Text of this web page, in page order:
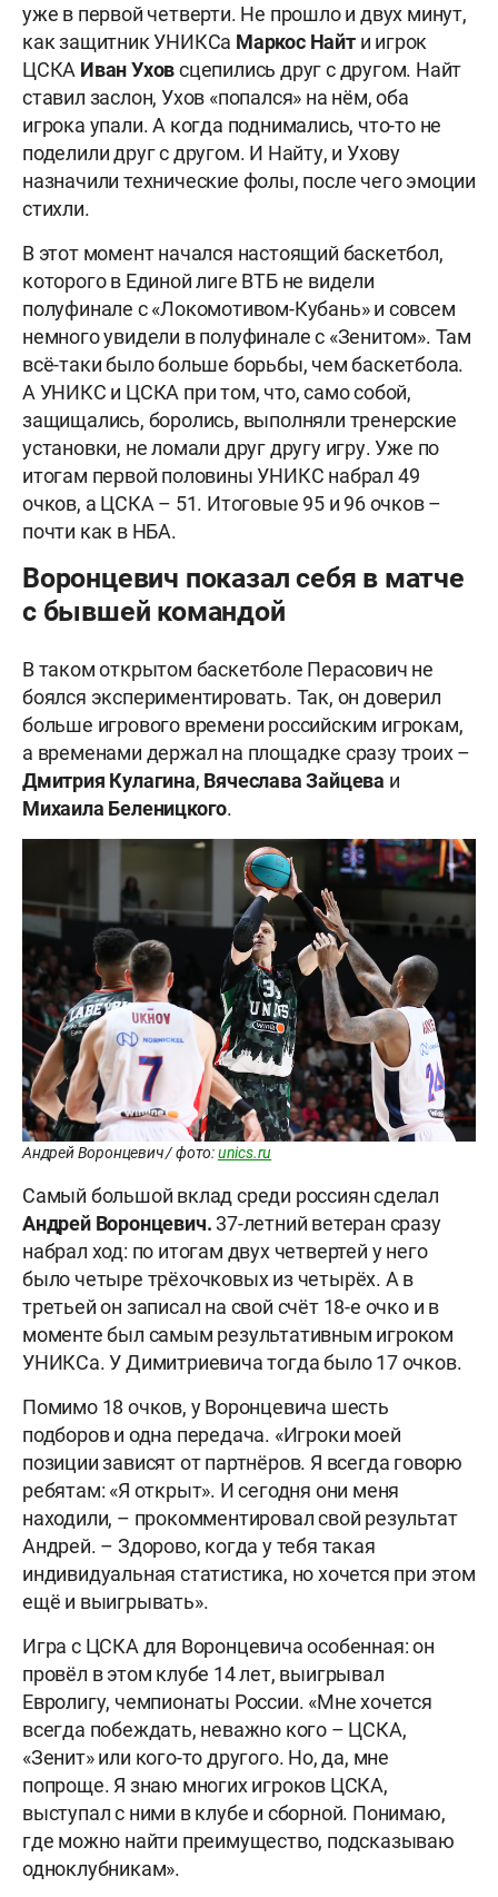
уже в первой четверти. Не прошло и двух минут,
как защитник УНИКСа Маркос Найт и игрок
ЦСКА Иван Уховсцепились друг с другом. Найт
ставил заслон, Ухов «попался» на нём, оба
игрока упали. А когда поднимались, что-то не
поделили друг с другом. И Найту, и Ухову
назначили технические фолы, после чего эмоции
стихли.
В этот момент начался настоящий баскетбол,
которого в Единой лиге ВТБ не видели
полуфинале с «Локомотивом-Кубань» и совсем
немного увидели в полуфинале с «Зенитом». Там
всё-таки было больше борьбы, чем баскетбола.
А УНИКС и ЦСКА при том, что, само собой,
защищались, боролись, выполняли тренерские
установки, не ломали друг другу игру. Уже по
итогам первой половины УНИКС набрал 49
очков, а ЦСКА – 51. Итоговые 95 и 96 очков –
почти как в НБА.
Воронцевич показал себя в матче
с бывшей командой
В таком открытом баскетболе Перасович не
боялся экспериментировать. Так, он доверил
больше игрового времени российским игрокам,
а временами держал на площадке сразу троих –
Дмитрия Кулагина, Вячеслава Зайцева и
Михаила Беленицкого.
Андрей Воронцевич / фото:unics.ru
Самый большой вклад среди россиян сделал
Андрей Воронцевич. 37-летний ветеран сразу
набрал ход: по итогам двух четвертей у него
было четыре трёхочковых из четырёх. А в
третьей он записал на свой счёт 18-е очко и в
моменте был самым результативным игроком
УНИКСа. У Димитриевича тогда было 17 очков.
Помимо 18 очков, у Воронцевича шесть
подборов и одна передача. «Игроки моей
позиции зависят от партнёров. Я всегда говорю
ребятам: «Я открыт». И сегодня они меня
находили, – прокомментировал свой результат
Андрей. – Здорово, когда у тебя такая
индивидуальная статистика, но хочется при этом
ещё и выигрывать».
Игра с ЦСКА для Воронцевича особенная: он
провёл в этом клубе 14 лет, выигрывал
Евролигу, чемпионаты России. «Мне хочется
всегда побеждать, неважно кого – ЦСКА,
«Зенит» или кого-то другого. Но, да, мне
попроще. Я знаю многих игроков ЦСКА,
выступал с ними в клубе и сборной. Понимаю,
где можно найти преимущество, подсказываю
одноклубникам».